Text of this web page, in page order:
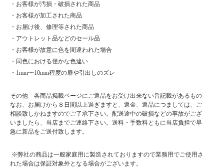
・お客様が汚損・破損された商品
・お客様が加工された商品
・お届け後、修理等された商品
・アウトレット品などのセール品
・お客様が故意に色を間違われた場合
・同色における僅かな色違い
・1mm〜10mm程度の扉や引出しのズレ
その他 各商品掲載ページにご返品をお受け出来ない旨記載があるもの
なお、お届けから８日間以上過ぎますと、返金、返品につましては、ご
相談致しかねますのでご了承下さい。配送途中の破損などの事故がござ
いましたら、当店までご連絡下さい。送料・手数料ともに当店負担で早
急に新品をご送付致します。
※弊社の商品は一般家庭用に製造されておりますので業務用でご使用さ
れた場合は保証対象外となる場合がございます。